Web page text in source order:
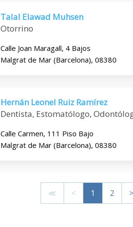
Talal Elawad Muhsen
Otorrino
Calle Joan Maragall, 4 Bajos
Malgrat de Mar (Barcelona), 08380
Hernán Leonel Ruiz Ramírez
Dentista, Estomatólogo,
Calle Carmen, 111 Piso Bajo
Malgrat de Mar (Barcelona), 08380
≪ < 1 2 >